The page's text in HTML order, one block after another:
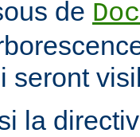
de
seront
la